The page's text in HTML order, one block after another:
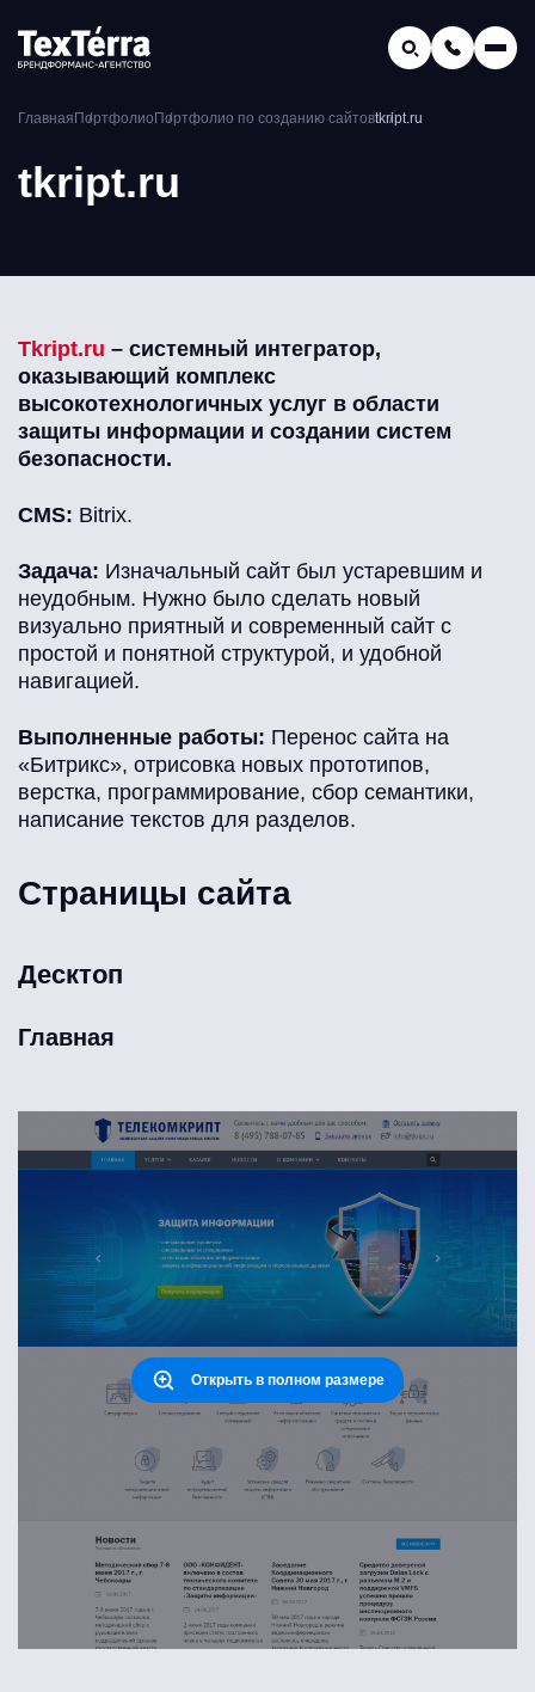
mail@texterra.ru
Главная Портфолио Портфолио по созданию сайтовtkript.ru
tkript.ru
Tkript.ru – системный интегратор,
оказывающий комплекс
высокотехнологичных услуг в области
защиты информации и создании систем
безопасности.
CMS: Bitrix.
Задача: Изначальный сайт был устаревшим и
неудобным. Нужно было сделать новый
визуально приятный и современный сайт с
простой и понятной структурой, и удобной
навигацией.
Выполненные работы: Перенос сайта на
«Битрикс», отрисовка новых прототипов,
верстка, программирование, сбор семантики,
написание текстов для разделов.
Страницы сайта
Десктоп
Главная
Открыть в полном размере